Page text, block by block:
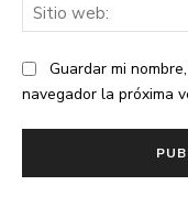
Guardar mi
navegador la próxima